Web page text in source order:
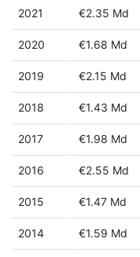
2021 €2.35 Md
2020 €1.68 Md
2019 €2.15 Md
2018 €1.43 Md
2017 €1.98 Md
2016 €2.55 Md
2015 €1.47 Md
2014 €1.59 Md